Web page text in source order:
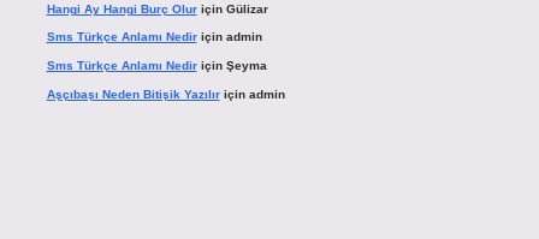
Hangi Ay Hangi Burç Oluriçin Gülizar
Sms Türkçe Anlamı Nediriçin admin
Sms Türkçe Anlamı Nediriçin Şeyma
Aşçıbaşı Neden Bitişik Yazılıriçin admin